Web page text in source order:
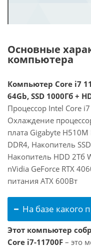
Основные
компьютера
Компьютер Core i7
64Gb, SSD 1000Гб +
Процессор Intel Core
Охлаждение
плата Gigabyte
DDR4, Накопитель
Накопитель HDD 2Тб
nVidia GeForce RTX
питания ATX 600Вт
На базе какого
Этот компьютер
Core i7-11700F – это